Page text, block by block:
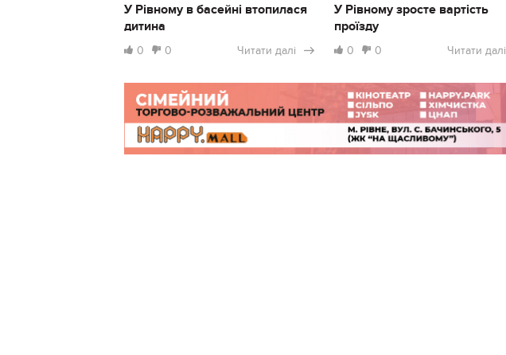
У Рівному в басейні втопилася
дитина
0 0 Читати далі
У Рівному зросте вартість
проїзду
0 0 Читати далі